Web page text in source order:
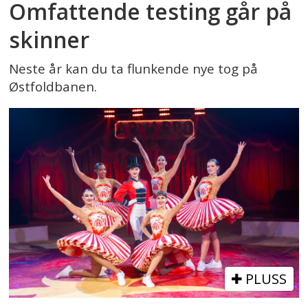
Omfattende testing går på
skinner
Neste år kan du ta flunkende nye tog på
Østfoldbanen.
PLUSS